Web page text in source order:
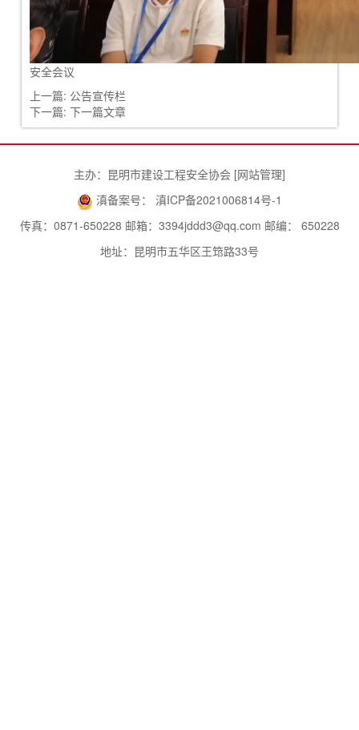
安全会议
上一篇: 公告宣传栏
下一篇:下一篇文章
主办：昆明市建设工程安全协会 [网站管理]
滇备案号： 滇ICP备2021006814号-1
传真：0871-650228 邮箱：3394jddd3@qq.com 邮编： 650228
地址：昆明市五华区王筇路33号